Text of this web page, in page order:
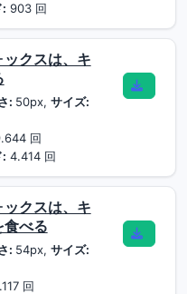
: 903 回
ックスは、キ
: 50px, サイズ:
回
: 4.414 回
ックスは、キ
食べる
: 54px, サイズ:
回